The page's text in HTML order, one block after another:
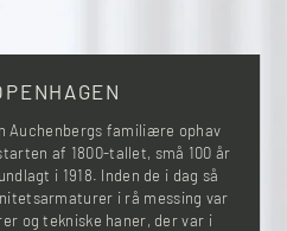
Auchenbergs familiære ophav
af 1800-tallet, små 100 år
i 1918. Inden de i dag så
i rå messing var
og tekniske haner, der var i